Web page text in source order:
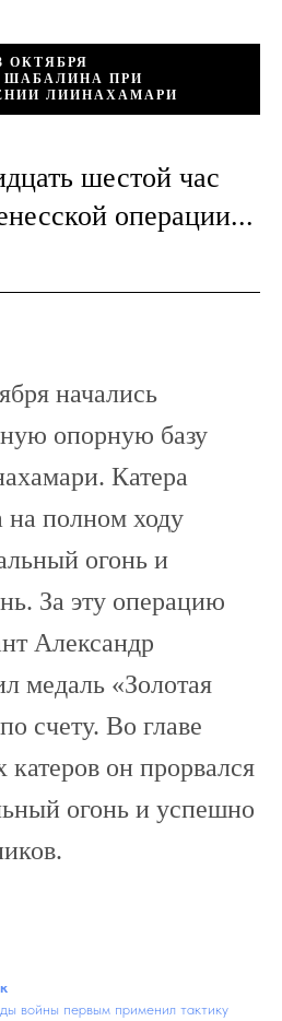
ОКТЯБРЯ
ШАБАЛИНА ПРИ
ЛИИНАХАМАРИ
шестой час
операции...
начались
опорную базу
Катера
на полном ходу
огонь и
За эту операцию
Александр
медаль «Золотая
счету. Во главе
он прорвался
огонь и успешно
войны первым применил тактику